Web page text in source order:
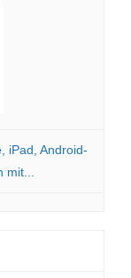
iPad, Android-
mit...